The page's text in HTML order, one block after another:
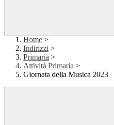
Home >
Indirizzi >
Primaria >
Attività Primaria >
Giornata della Musica 2023